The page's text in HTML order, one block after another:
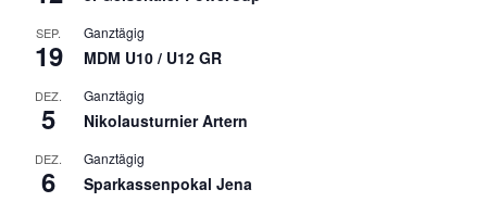
SEP.
19
Ganztägig
MDM U10 / U12 GR
DEZ.
5
Ganztägig
Nikolausturnier Artern
DEZ.
6
Ganztägig
Sparkassenpokal Jena